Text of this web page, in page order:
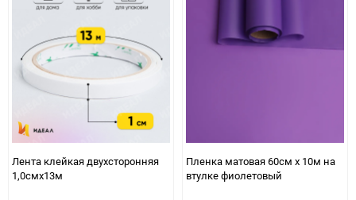
Лента клейкая двухсторонняя
1,0смx13м
Пленка матовая 60см х 10м на
втулке фиолетовый